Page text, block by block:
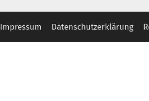
Impressum Datenschutzerklärung